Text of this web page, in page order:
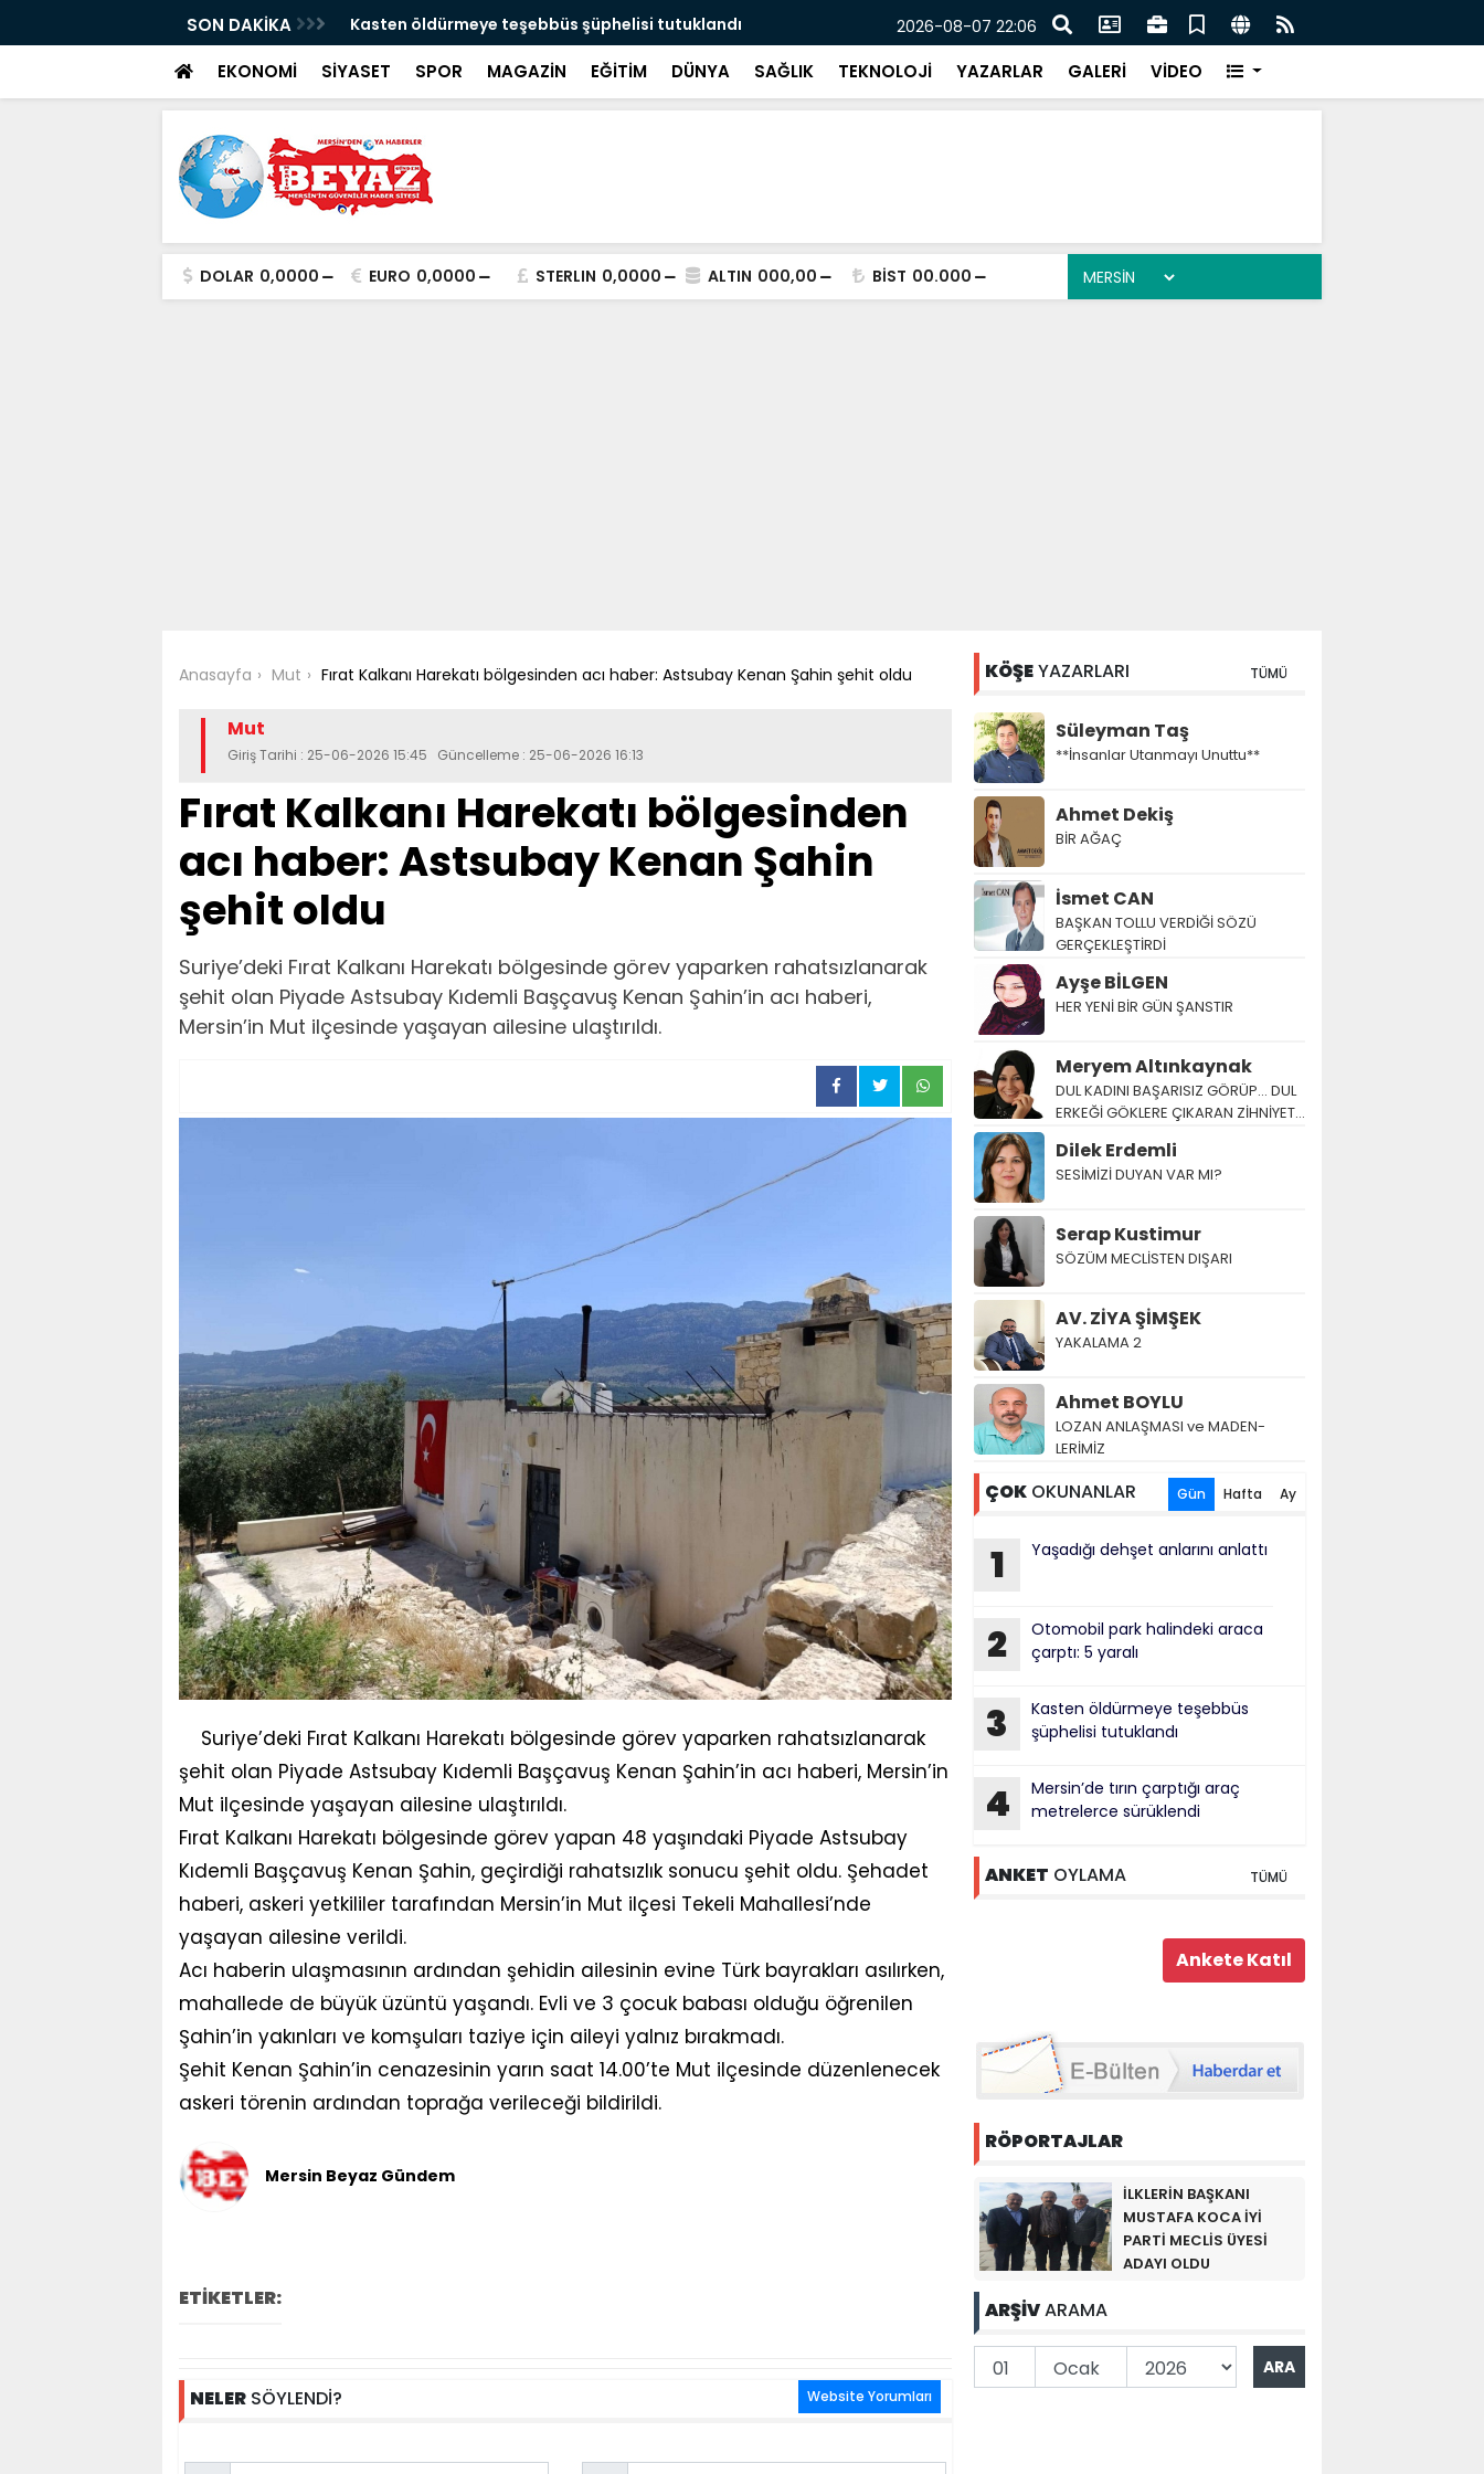
SON DAKİKA
metrelerce sürüklendi Kasten öldürmeye teşebbüs şüphelisi tutuklandı Yaşadığı dehşet anlarını anlattı
2026-08-07 22:06
EKONOMİ SİYASET SPOR MAGAZİN EĞİTİM DÜNYA SAĞLIK TEKNOLOJİ YAZARLAR GALERİ VİDEO
DOLAR 0,0000 EURO 0,0000 STERLIN 0,0000 ALTIN 000,00 BİST 00.000
Anasayfa Mut Fırat Kalkanı Harekatı bölgesinden acı haber: Astsubay Kenan Şahin şehit oldu
Mut
Giriş Tarihi : 25-06-2026 15:45 Güncelleme : 25-06-2026 16:13
Fırat Kalkanı Harekatı bölgesinden
acı haber: Astsubay Kenan Şahin
şehit oldu
Suriye’deki Fırat Kalkanı Harekatı bölgesinde görev yaparken rahatsızlanarak
şehit olan Piyade Astsubay Kıdemli Başçavuş Kenan Şahin’in acı haberi,
Mersin’in Mut ilçesinde yaşayan ailesine ulaştırıldı.
Suriye’deki Fırat Kalkanı Harekatı bölgesinde görev yaparken rahatsızlanarak
şehit olan Piyade Astsubay Kıdemli Başçavuş Kenan Şahin’in acı haberi, Mersin’in
Mut ilçesinde yaşayan ailesine ulaştırıldı.
Fırat Kalkanı Harekatı bölgesinde görev yapan 48 yaşındaki Piyade Astsubay
Kıdemli Başçavuş Kenan Şahin, geçirdiği rahatsızlık sonucu şehit oldu. Şehadet
haberi, askeri yetkililer tarafından Mersin’in Mut ilçesi Tekeli Mahallesi’nde
yaşayan ailesine verildi.
Acı haberin ulaşmasının ardından şehidin ailesinin evine Türk bayrakları asılırken,
mahallede de büyük üzüntü yaşandı. Evli ve 3 çocuk babası olduğu öğrenilen
Şahin’in yakınları ve komşuları taziye için aileyi yalnız bırakmadı.
Şehit Kenan Şahin’in cenazesinin yarın saat 14.00’te Mut ilçesinde düzenlenecek
askeri törenin ardından toprağa verileceği bildirildi.
Mersin Beyaz Gündem
ETİKETLER:
NELER SÖYLENDİ? Website Yorumları
KÖŞEYAZARLARI TÜMÜ
Süleyman Taş
**İnsanlar Utanmayı Unuttu**
Ahmet Dekiş
BİR AĞAÇ
İsmet CAN
BAŞKAN TOLLU VERDİĞİ SÖZÜ
GERÇEKLEŞTİRDİ
Ayşe BİLGEN
HER YENİ BİR GÜN ŞANSTIR
Meryem Altınkaynak
DUL KADINI BAŞARISIZ GÖRÜP… DUL
ERKEĞİ GÖKLERE ÇIKARAN ZİHNİYET…
Dilek Erdemli
SESİMİZİ DUYAN VAR MI?
Serap Kustimur
SÖZÜM MECLİSTEN DIŞARI
AV. ZİYA ŞİMŞEK
YAKALAMA 2
Ahmet BOYLU
LOZAN AN­LAŞ­MA­SI ve MA­DEN­
LERİMİZ
ÇOK OKUNANLAR Gün Hafta Ay
1 Yaşadığı dehşet anlarını anlattı
2
Otomobil park halindeki araca
çarptı: 5 yaralı
3
Kasten öldürmeye teşebbüs
şüphelisi tutuklandı
4
Mersin’de tırın çarptığı araç
metrelerce sürüklendi
ANKET OYLAMA TÜMÜ
RÖPORTAJLAR
İLKLERİN BAŞKANI
MUSTAFA KOCA İYİ
PARTİ MECLİS ÜYESİ
ADAYI OLDU
ARŞİVARAMA